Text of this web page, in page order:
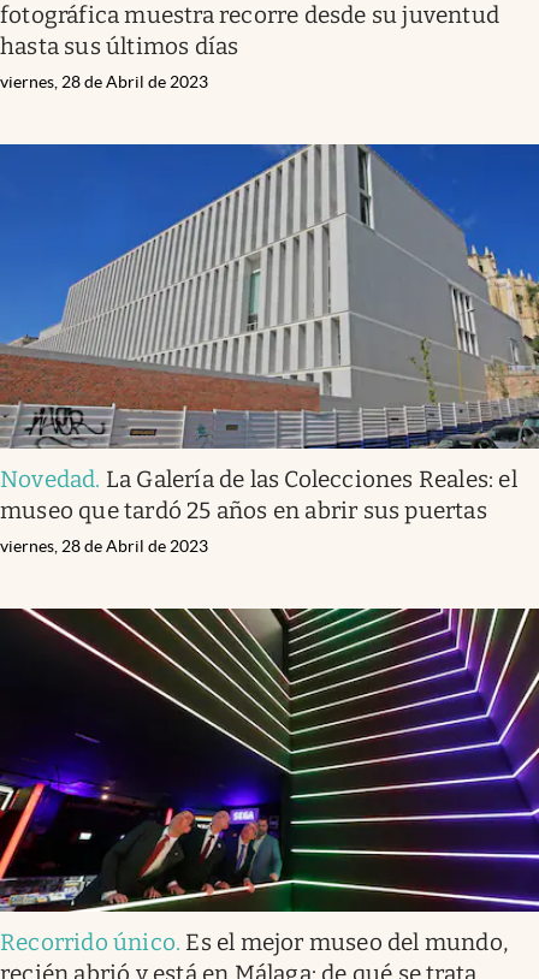
fotográfica muestra recorre desde su juventud
hasta sus últimos días
viernes, 28 de Abril de 2023
Novedad. La Galería de las Colecciones Reales: el
museo que tardó 25 años en abrir sus puertas
viernes, 28 de Abril de 2023
Recorrido único. Es el mejor museo del mundo,